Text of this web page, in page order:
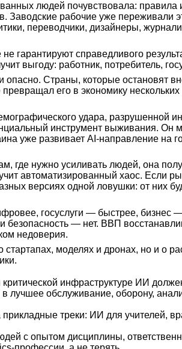
людей почувствовала: правила
Заводские рабочие уже переживали
переводчики, дизайнеры,
гарантируют справедливого
выгоду: работник, потребитель,
опасно. Страны, которые остановят
его в экономику
удара, разрушенной
инструмент выживания. Он
уже развивает AI-направление на
где нужно усиливать людей, она
автоматизированный хаос. Если
версиях одной ловушки: от них
госуслуги — быстрее, бизнес
безопасность — нет. ВВП
недоверия.
моделях и дронах, но и о
инфраструктуре ИИ
обслуживание, оборону,
треки: ИИ для учителей,
с опытом дисциплины,